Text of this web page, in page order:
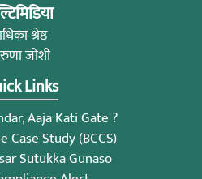
श्रेष्ठ
जोशी
Links
Aaja Kati Gate ?
Case Study (BCCS)
Sutukka Gunaso